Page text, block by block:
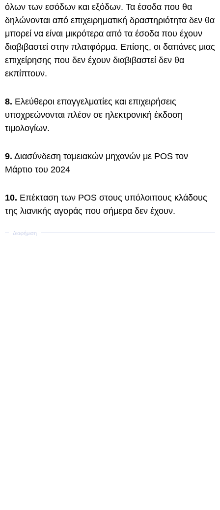
όλων των εσόδων και εξόδων. Τα έσοδα που θα
δηλώνονται από επιχειρηματική δραστηριότητα δεν θα
μπορεί να είναι μικρότερα από τα έσοδα που έχουν
διαβιβαστεί στην πλατφόρμα. Επίσης, οι δαπάνες μιας
επιχείρησης που δεν έχουν διαβιβαστεί δεν θα
εκπίπτουν.
8. Ελεύθεροι επαγγελματίες και επιχειρήσεις
υποχρεώνονται πλέον σε ηλεκτρονική έκδοση
τιμολογίων.
9. Διασύνδεση ταμειακών μηχανών με POS τον
Μάρτιο του 2024
10. Επέκταση των POS στους υπόλοιπους κλάδους
της λιανικής αγοράς που σήμερα δεν έχουν.